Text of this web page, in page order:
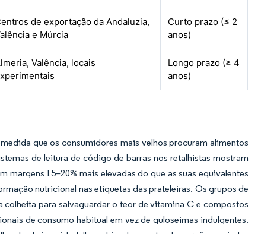
de exportação da Andaluzia,
e Múrcia
Curto prazo (≤ 2
anos)
Valência, locais
Longo prazo (≥ 4
anos)
que os consumidores mais velhos procuram alimentos
de leitura de código de barras nos retalhistas mostram
15–20% mais elevadas do que as suas equivalentes
nutricional nas etiquetas das prateleiras. Os grupos de
para salvaguardar o teor de vitamina C e compostos
de consumo habitual em vez de guloseimas indulgentes.